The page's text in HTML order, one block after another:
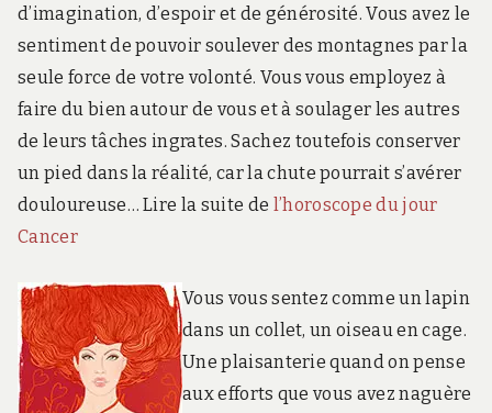
d’imagination, d’espoir et de générosité. Vous avez le
sentiment de pouvoir soulever des montagnes par la
seule force de votre volonté. Vous vous employez à
faire du bien autour de vous et à soulager les autres
de leurs tâches ingrates. Sachez toutefois conserver
un pied dans la réalité, car la chute pourrait s’avérer
douloureuse… Lire la suite de l’horoscope du jour
Cancer
Vous vous sentez comme un lapin
dans un collet, un oiseau en cage.
Une plaisanterie quand on pense
aux efforts que vous avez naguère